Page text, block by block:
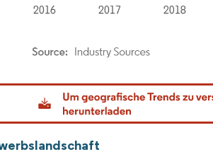
Intelligence. Wiederverwendung erfordert